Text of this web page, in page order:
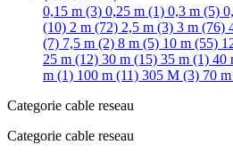
0,15 m (3) 0,25 m (1) 0,3 m (5)
(10) 2 m (72) 2,5 m (3) 3 m (76)
(7) 7,5 m (2) 8 m (5) 10 m (55)
25 m (12) 30 m (15) 35 m (1) 40
m (1) 100 m (11) 305 M (3) 70
Categorie cable reseau
Categorie cable reseau